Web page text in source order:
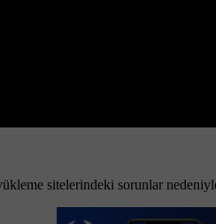
sitelerindeki sorunlar